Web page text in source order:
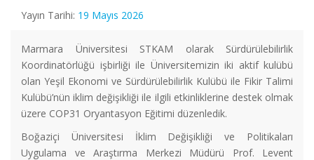
Yayın Tarihi: 19 Mayıs 2026
Marmara Üniversitesi STKAM olarak Sürdürülebilirlik
Koordinatörlüğü işbirliği ile Üniversitemizin iki aktif kulübü
olan Yeşil Ekonomi ve Sürdürülebilirlik Kulübü ile Fikir Talimi
Kulübü’nün iklim değişikliği ile ilgili etkinliklerine destek olmak
üzere COP31 Oryantasyon Eğitimi düzenledik.
Boğaziçi Üniversitesi İklim Değişikliği ve Politikaları
Uygulama ve Araştırma Merkezi Müdürü Prof. Levent